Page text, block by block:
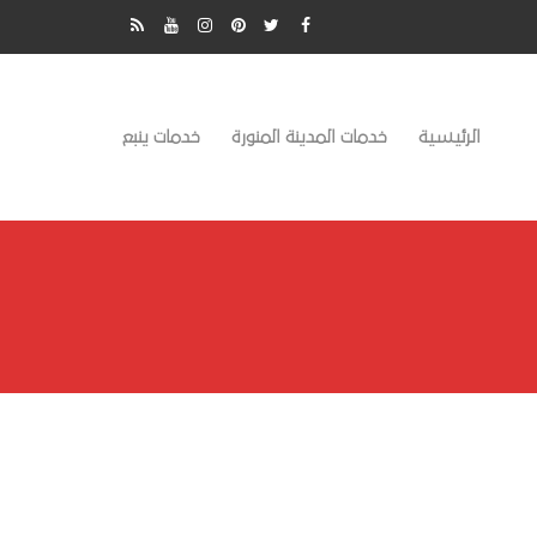
الرئيسية خدمات المدينة المنورة خدمات ينبع